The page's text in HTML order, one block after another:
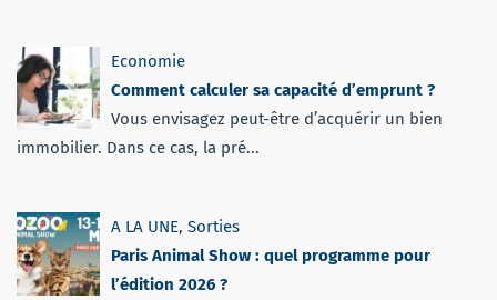
Economie
Comment calculer sa capacité d’emprunt ?
Vous envisagez peut-être d’acquérir un bien
immobilier. Dans ce cas, la pré...
A LA UNE, Sorties
Paris Animal Show : quel programme pour
l’édition 2026 ?